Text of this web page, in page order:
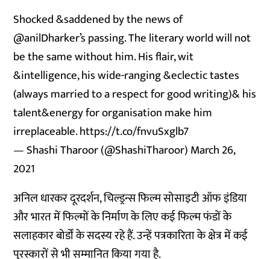
Shocked &saddened by the news of
@anilDharker’s passing. The literary world will not
be the same without him. His flair, wit
&intelligence, his wide-ranging &eclectic tastes
(always married to a respect for good writing)& his
talent&energy for organisation make him
irreplaceable.https://t.co/fnvuSxglb7
— Shashi Tharoor (@ShashiTharoor)March 26,
2021
अनिल धारकर दूरदर्शन, चिल्ड्रन्स फिल्म सोसाइटी ऑफ इंडिया
और भारत में फिल्मों के निर्माण के लिए कई फिल्म फंडों के
सलाहकार बोर्डों के सदस्य रहे हैं. उन्हें पत्रकारिता के क्षेत्र में कई
पुरस्कारों से भी सम्मानित किया गया है.